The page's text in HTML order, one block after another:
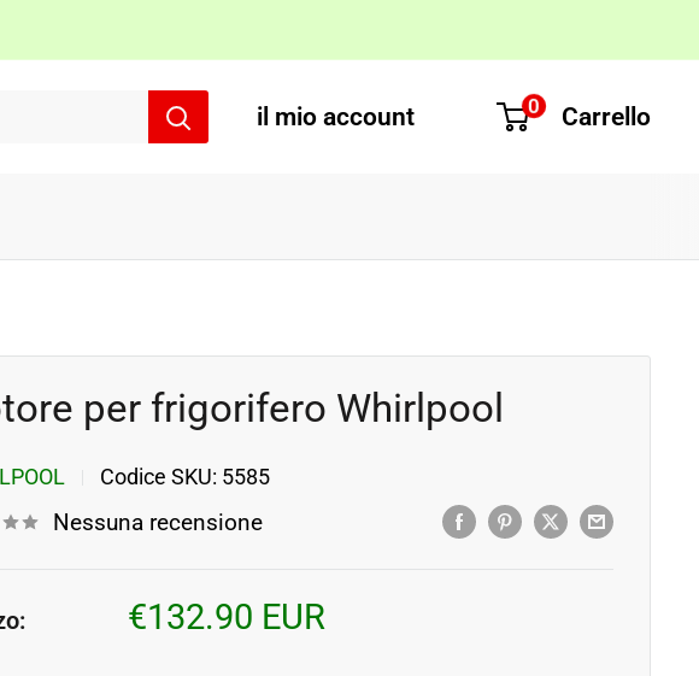
il mio account 0 Carrello
per frigorifero Whirlpool
Codice SKU: 5585
Nessuna recensione
Prezzo
€132.90 EUR